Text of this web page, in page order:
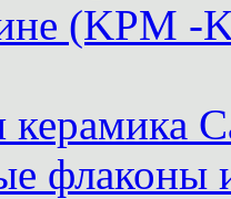
(KPM -
керамика
флаконы